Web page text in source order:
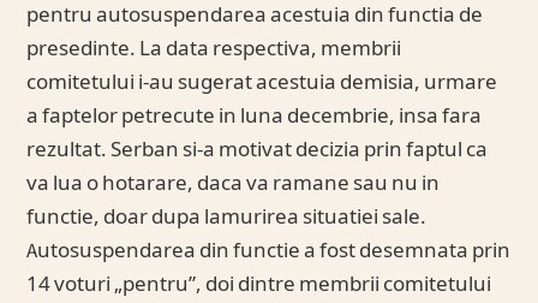
pentru autosuspendarea acestuia din functia de
presedinte. La data respectiva, membrii
comitetului i-au sugerat acestuia demisia, urmare
a faptelor petrecute in luna decembrie, insa fara
rezultat. Serban si-a motivat decizia prin faptul ca
va lua o hotarare, daca va ramane sau nu in
functie, doar dupa lamurirea situatiei sale.
Autosuspendarea din functie a fost desemnata prin
14 voturi „pentru”, doi dintre membrii comitetului